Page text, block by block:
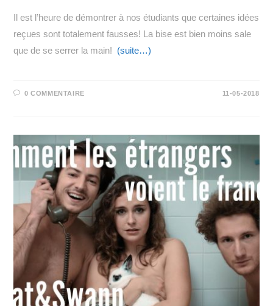
Il est l’heure de démontrer à nos étudiants que certaines idées
reçues sont totalement fausses! La bise est bien moins sale
que de se serrer la main! (suite…)
0 COMMENTAIRE 11-05-2018